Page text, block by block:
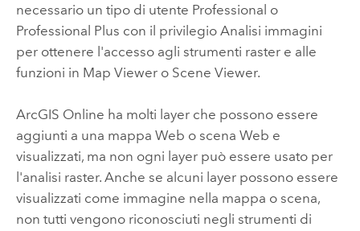
necessario un tipo di utente Professional o
Professional Plus con il privilegio Analisi immagini
per ottenere l'accesso agli strumenti raster e alle
funzioni in Map Viewero Scene Viewer.
ArcGIS Online ha molti layer che possono essere
aggiunti a una mappa Web o scena Web e
visualizzati, ma non ogni layer può essere usato per
l'analisi raster. Anche se alcuni layer possono essere
visualizzati come immagine nella mappa o scena,
non tutti vengono riconosciuti negli strumenti di